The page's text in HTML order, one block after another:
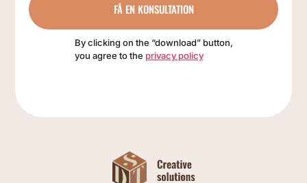
FÅ EN KONSULTATION
By clicking on the “download” button,
you agree to the privacy policy